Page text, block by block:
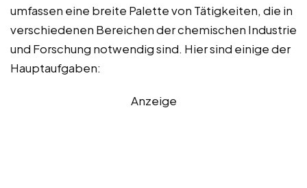
umfassen eine breite Palette von Tätigkeiten, die in
verschiedenen Bereichen der chemischen Industrie
und Forschung notwendig sind. Hier sind einige der
Hauptaufgaben:
Anzeige